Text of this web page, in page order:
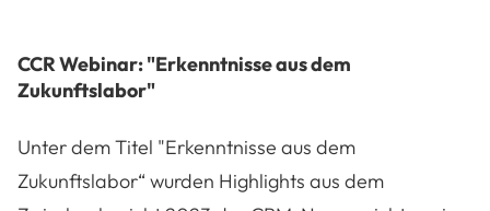
CCR Webinar: "Erkenntnisse aus dem
Zukunftslabor"
Unter dem Titel "Erkenntnisse aus dem
Zukunftslabor“ wurden Highlights aus dem